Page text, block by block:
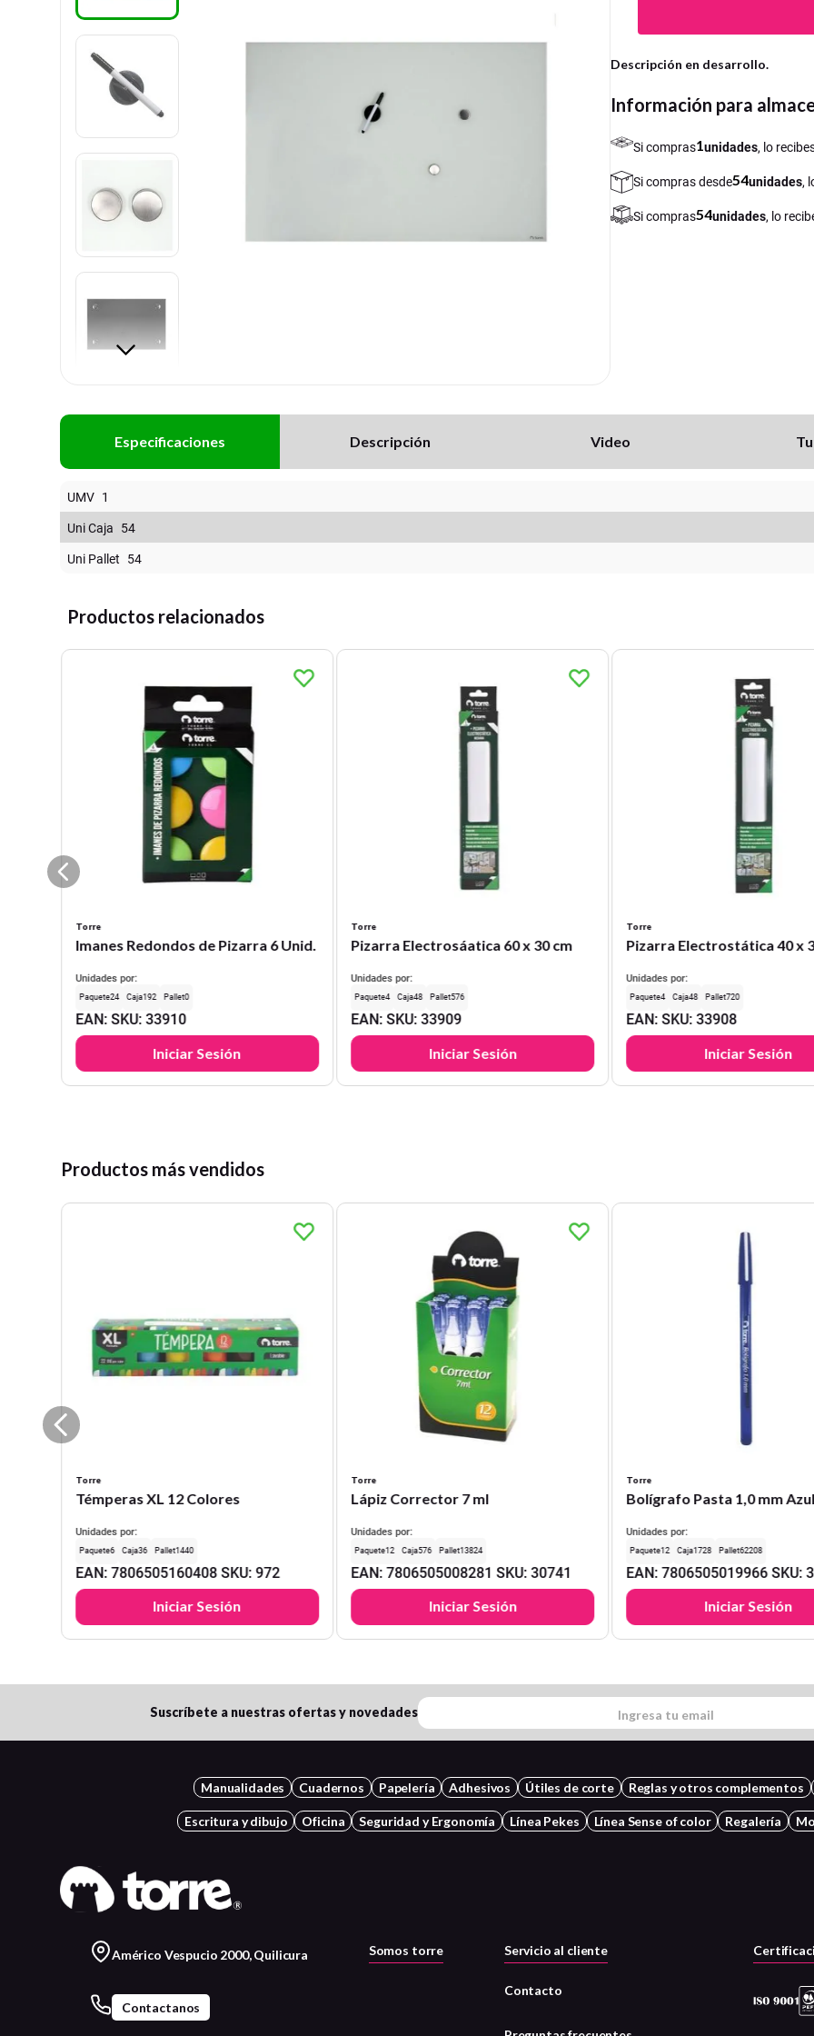
Descripción en desarrollo.
Información para
Si compras1unidades, lo
Si compras desde54unidades,
Si compras54unidades, lo
Especificaciones Descripción Video
UMV 1
Uni Caja 54
Uni Pallet 54
Productos relacionados
Torre
Imanes Redondos de Pizarra 6 Unid.
Unidades por:
24 192 0
EAN: SKU:33910
Iniciar Sesión
Torre
Pizarra Electrosáatica 60 x 30 cm
Unidades por:
4 48 576
EAN: SKU:33909
Iniciar Sesión
Torre
Pizarra Electrostática 40 x
Unidades por:
4 48 720
EAN: SKU:33908
Iniciar Sesión
Productos más vendidos
Torre
Témperas XL 12 Colores
Unidades por:
6 36 1440
EAN:7806505160408 SKU:972
Iniciar Sesión
Torre
Lápiz Corrector 7 ml
Unidades por:
12 576 13824
EAN:7806505008281 SKU:30741
Iniciar Sesión
Torre
Bolígrafo Pasta 1,0 mm Azul
Unidades por:
12 1728 62208
EAN:7806505019966 SKU:
Iniciar Sesión
Suscríbete a nuestras ofertas y novedades
Manualidades Cuadernos Papelería Adhesivos Útiles de corte Reglas y otros complementos
Escritura y dibujo Oficina Seguridad y Ergonomía Línea Pekes Línea Sense of color Regalería
Américo Vespucio 2000, Quilicura
Contactanos
Somos torre Servicio al cliente
Contacto
8. cartulina
9.
. lapiz